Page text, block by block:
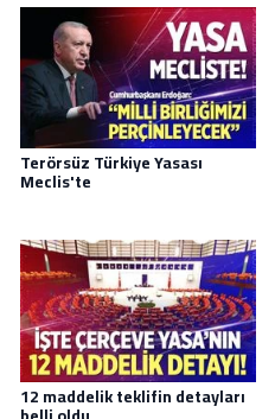
Terörsüz Türkiye Yasası
Meclis'te
12 maddelik teklifin detayları